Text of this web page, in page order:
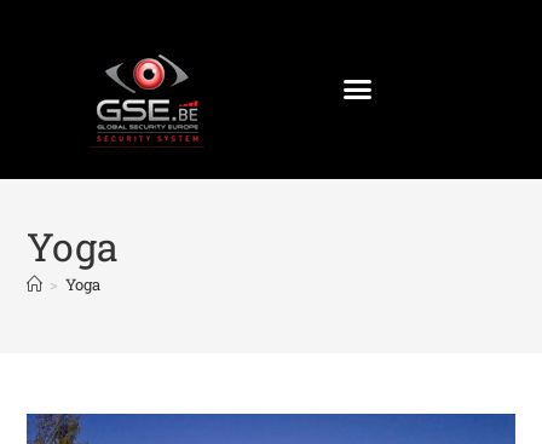
Yoga
> Yoga